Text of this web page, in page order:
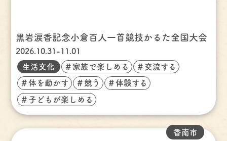
黒岩涙香記念小倉百人一首競技かるた全国大会
2026.10.31-11.01
生活文化 ＃家族で楽しめる ＃交流する
＃体を動かす ＃競う ＃体験する
＃子どもが楽しめる
香南市